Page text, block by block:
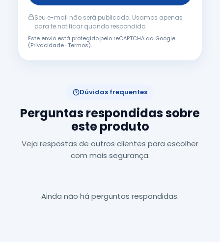
Seu e-mail não será publicado. Usamos apenas
para te notificar quando respondido.
Este envio está protegido pelo reCAPTCHA da Google
(Privacidade·Termos).
Dúvidas frequentes
Perguntas respondidas sobre
este produto
Veja respostas de outros clientes para escolher
com mais segurança.
Ainda não há perguntas respondidas.